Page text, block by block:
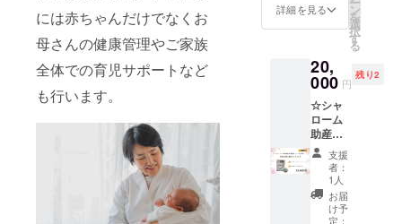
には赤ちゃんだけでなくお
母さんの健康管理やご家族
全体での育児サポートなど
も行います。
材その
いただ
けるよ
料・着
色料・
香料不
使用、
広島の
食材を
使うこ
とにこ
重
さ ：
12㎜ 素
材
：プラ
スチッ
クパー
ル ※ア
フター
ケアと
して
パール
真空蒸
着で特
殊な製
のイミ
テー
ション
パール
です。
本真珠
のよう
に輝き
が良
く、汗
にも強
詳細を見る ン
を
選
択
す
る
20,
000 円
残り2
☆シャ
ローム
助産院
が提携
してい
る企業
の9㎜大
粒1連
ネック
支援
者：
1人
お届
け予
定：